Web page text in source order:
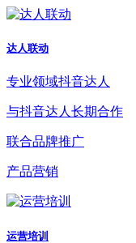
达人联动
专业领域抖音达人
与抖音达人长期合作
联合品牌推广
产品营销
运营培训